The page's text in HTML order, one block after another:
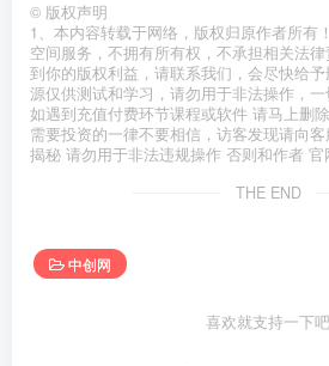
© 版权声明
1、本内容转载于网络，版权归原作者所有
空间服务，不拥有所有权，不承担相关法
到你的版权利益，请联系我们，会尽快给
源仅供测试和学习，请勿用于非法操作，一
如遇到充值付费环节课程或软件 请马上删
需要投资的一律不要相信，访客发现请向
揭秘 请勿用于非法违规操作 否则和作者 官
THE END
中创网
喜欢就支持一下吧